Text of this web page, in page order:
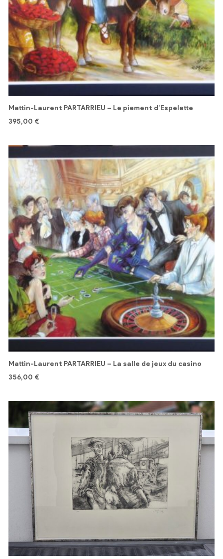
Mattin-Laurent PARTARRIEU – Le piement d’Espelette
395,00 €
Mattin-Laurent PARTARRIEU – La salle de jeux du casino
356,00 €